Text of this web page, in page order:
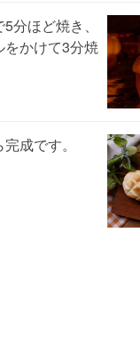
分ほど焼き、
をかけて3分焼
成です。